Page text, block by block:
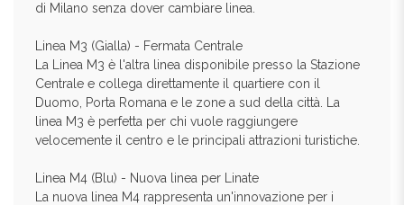
di Milano senza dover cambiare linea.
Linea M3 (Gialla) - Fermata Centrale
La Linea M3 è l'altra linea disponibile presso la Stazione
Centrale e collega direttamente il quartiere con il
Duomo, Porta Romana e le zone a sud della città. La
linea M3 è perfetta per chi vuole raggiungere
velocemente il centro e le principali attrazioni turistiche.
Linea M4 (Blu) - Nuova linea per Linate
La nuova linea M4 rappresenta un'innovazione per i